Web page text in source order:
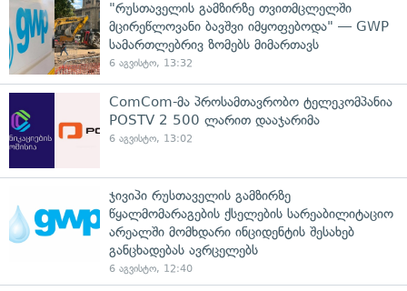
"რუსთაველის გამზირზე თვითმცლელში
მცირეწლოვანი ბავშვი იმყოფებოდა" — GWP
სამართლებრივ ზომებს მიმართავს
6 აგვისტო, 13:32
ComCom-მა პროსამთავრობო ტელეკომპანია
POSTV 2 500 ლარით დააჯარიმა
6 აგვისტო, 13:02
ჯივიპი რუსთაველის გამზირზე
წყალმომარაგების ქსელების სარეაბილიტაციო
არეალში მომხდარი ინციდენტის შესახებ
განცხადებას ავრცელებს
6 აგვისტო, 12:40